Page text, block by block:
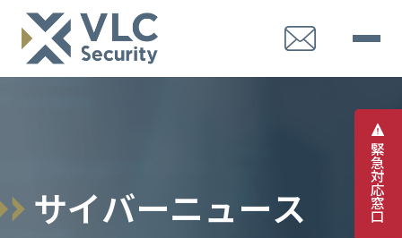
緊
急
対
応
窓
口
サイバーニュース